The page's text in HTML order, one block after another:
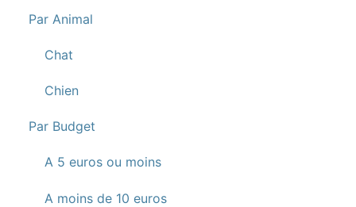
Par Animal
Chat
Chien
Par Budget
A 5 euros ou moins
A moins de 10 euros